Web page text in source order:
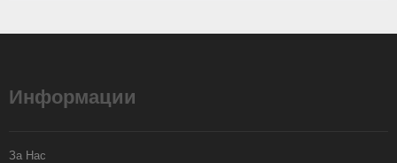
Информации
За Нас